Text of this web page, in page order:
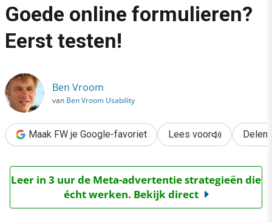
Klantcontact & CX
›
Goede online formulieren?
Eerst testen!
Ben Vroom
van Ben Vroom Usability
Maak FW je Google-favoriet Lees voor Delen
Leer in 3 uur de Meta-advertentie strategieën die
écht werken. Bekijk direct